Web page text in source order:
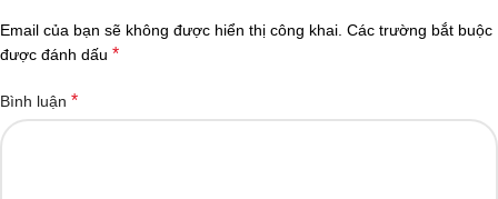
Email của bạn sẽ không được hiển thị công khai. Các trường bắt buộc
được đánh dấu *
Bình luận *